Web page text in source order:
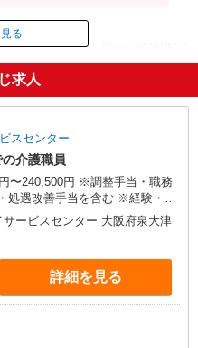
ID：AE0708989631
終了
る
求人
スセンター
介護職員
〜240,500円 ※調整手当・職務
処遇改善手当を含む ※経験・能
間3ヵ月あり（同条件）
サービスセンター 大阪府泉大津
詳細を見る